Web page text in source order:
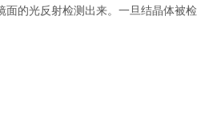
的光反射检测出来。一旦结晶体被检